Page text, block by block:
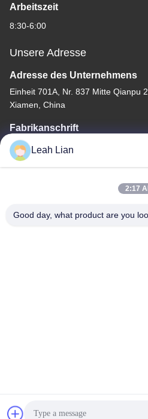
Arbeitszeit
8:30-6:00
Unsere Adresse
Adresse des Unternehmens
Einheit 701A, Nr. 837 Mitte Qianpu
Xiamen, China
Fabrikanschrift
Nr. 72, Yongjun Road, Dorf Wufeng,
Fujian, China
Leah Lian
2:17
Good day, what product are you